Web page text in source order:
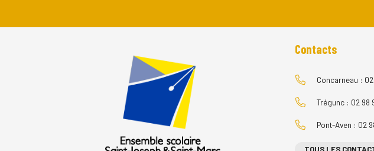
Contacts
Concarneau : 02
Trégunc : 02 98
Pont-Aven : 02
TOUS LES